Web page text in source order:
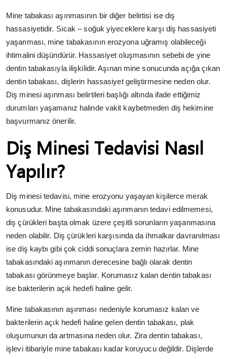
Mine tabakası aşınmasının bir diğer belirtisi ise diş
hassasiyetidir. Sıcak – soğuk yiyeceklere karşı diş hassasiyeti
yaşanması, mine tabakasının erozyona uğramış olabileceği
ihtimalini düşündürür. Hassasiyet oluşmasının sebebi de yine
dentin tabakasıyla ilişkilidir. Aşınan mine sonucunda açığa çıkan
dentin tabakası, dişlerin hassasiyet geliştirmesine neden olur.
Diş minesi aşınması belirtileri başlığı altında ifade ettiğimiz
durumları yaşamanız halinde vakit kaybetmeden diş hekimine
başvurmanız önerilir.
Diş Minesi Tedavisi Nasıl
Yapılır?
Diş minesi tedavisi, mine erozyonu yaşayan kişilerce merak
konusudur. Mine tabakasındaki aşınmanın tedavi edilmemesi,
diş çürükleri başta olmak üzere çeşitli sorunların yaşanmasına
neden olabilir. Diş çürükleri karşısında da ihmalkar davranılması
ise diş kaybı gibi çok ciddi sonuçlara zemin hazırlar. Mine
tabakasındaki aşınmanın derecesine bağlı olarak dentin
tabakası görünmeye başlar. Korumasız kalan dentin tabakası
ise bakterilerin açık hedefi haline gelir.
Mine tabakasının aşınması nedeniyle korumasız kalan ve
bakterilerin açık hedefi haline gelen dentin tabakası, plak
oluşumunun da artmasına neden olur. Zira dentin tabakası,
işlevi itibariyle mine tabakası kadar koruyucu değildir. Dişlerde